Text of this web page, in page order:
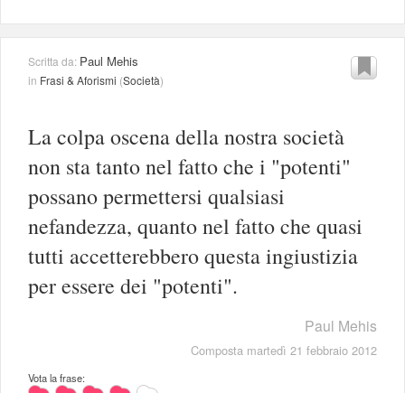
Scritta da: Paul Mehis
in Frasi & Aforismi (Società)
La colpa oscena della nostra società
non sta tanto nel fatto che i "potenti"
possano permettersi qualsiasi
nefandezza, quanto nel fatto che quasi
tutti accetterebbero questa ingiustizia
per essere dei "potenti".
Paul Mehis
Composta martedì 21 febbraio 2012
Vota la frase: